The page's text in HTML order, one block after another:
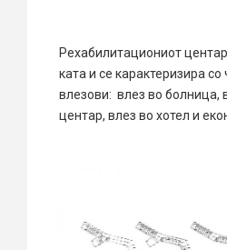
Рехабилитациониот
ката и се карактеризира со
влезови: влез во болница,
центар, влез во хотел и